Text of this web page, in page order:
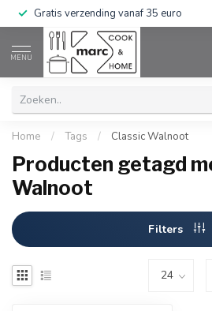
Gratis verzending vanaf 35 euro
MENU
Home / Tags / Classic Walnoot
Producten getagd
Walnoot
Filters